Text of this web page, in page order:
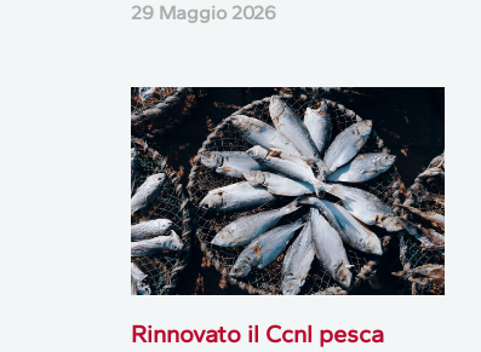
29 Maggio 2026
Rinnovato il Ccnl pesca